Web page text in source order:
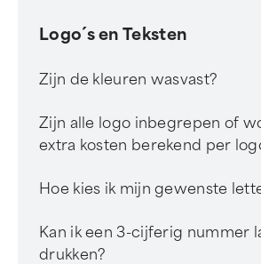
Logo´s en Teksten
Zijn de kleuren wasvast?
Zijn alle logo inbegrepen of
extra kosten berekend per
Hoe kies ik mijn gewenste
Kan ik een 3-cijferig nummer
drukken?